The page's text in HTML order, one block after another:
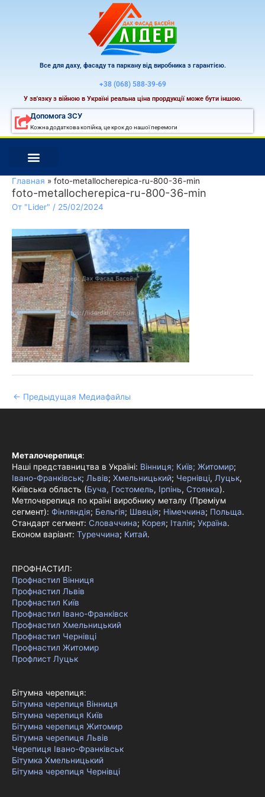
Все для даху, фасаду та паркану від виробника з гарантією.
+38 (068) 588-39-69
У зв'язку з війною в Україні реальна ціна прордукції може бути іншою.
Допомога ЗСУ
Кожна додаткова копійка, це крок до нашої перемоги
Главная foto-metallocherepica-ru-800-36-min
foto-metallocherepica-ru-800-36-min
От "Lider" / 25/02/2024
← Предыдущая Медиафайлы
Металочерепиця:
Наші представництва в Україні: Вінниця; Київ; Житомир;
Івано-Франківськ; Львів; Хмельницький; Чернівці, Луцьк,
Київська область (Буча, Гостомель, Ірпінь, Стоянка).
Метлочерепиця по країні виробнику металу (Преміум
сегмент): Фінляндія; Бельгія; Швеція; Німеччина; Польща.
Стандарт сегмент: Словаччина; Корея; Італія; Україна.
Економ варіант: Туреччина; Китай.
ПРОФНАСТИЛ:
Профнастил Вінниця
Профнастил Львів
Профнастил Київ
Профнастил Івано-Франківск
Профнастил Хмельницький
Профнастил Чернівці
Профнастил Житомир
Профлист Луцьк
Бітумна черепиця:
Бітумна черепиця Вінниця
Бітумна черепиця Київ
Бітумна черепиця Житомир
Бітумна черепиця Львів
Черепиця Івано-Франківськ
Бітумка Хмельницький
Бітумна черепиця Чернівці